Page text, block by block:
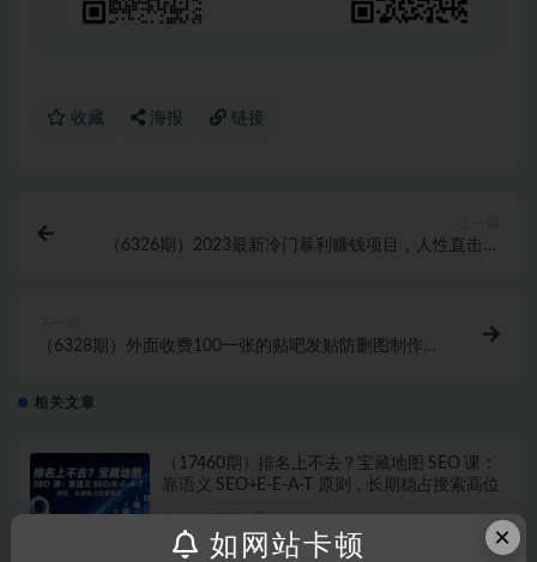
收藏 海报 链接
（6326期）2023最新冷门暴利赚钱项目，人性直击图
（6328期）外面收费100一张的贴吧发贴防删图制作详
相关文章
（17460期）排名上不去？宝藏地图 SEO 课：
靠语义 SEO+E-E-A-T 原则，长期稳占搜索高位
实战VIP项目 2026-02-27
×
如网站卡顿